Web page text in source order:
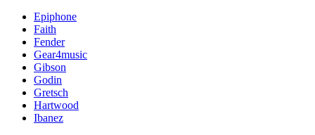
Epiphone
Faith
Fender
Gear4music
Gibson
Godin
Gretsch
Hartwood
Ibanez